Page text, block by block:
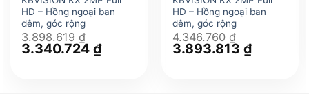
HD – Hồng ngoại ban
đêm, góc rộng
3.898.619₫
Giá
gốc
3.340.724 ₫Giá
hiện
HD – Hồng ngoại ban
đêm, góc rộng
4.346.760₫
Giá
gốc
3.893.813 ₫Giá
hiện